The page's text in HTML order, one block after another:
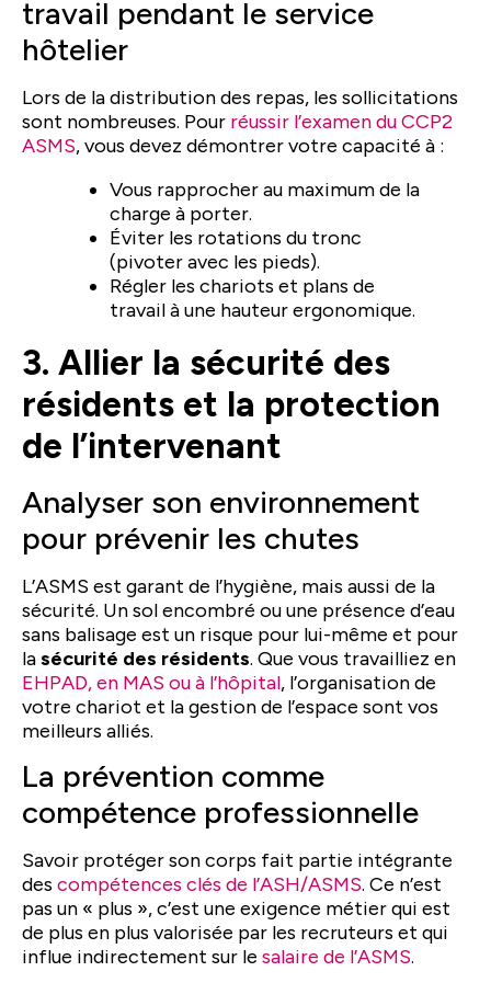
travail pendant le service
hôtelier
Lors de la distribution des repas, les sollicitations
sont nombreuses. Pour réussir l’examen du CCP2
ASMS, vous devez démontrer votre capacité à :
Vous rapprocher au maximum de la
charge à porter.
Éviter les rotations du tronc
(pivoter avec les pieds).
Régler les chariots et plans de
travail à une hauteur ergonomique.
3. Allier la sécurité des
résidents et la protection
de l’intervenant
Analyser son environnement
pour prévenir les chutes
L’ASMS est garant de l’hygiène, mais aussi de la
sécurité. Un sol encombré ou une présence d’eau
sans balisage est un risque pour lui-même et pour
lasécurité des résidents. Que vous travailliez en
EHPAD, en MAS ou à l’hôpital, l’organisation de
votre chariot et la gestion de l’espace sont vos
meilleurs alliés.
La prévention comme
compétence professionnelle
Savoir protéger son corps fait partie intégrante
des compétences clés de l’ASH/ASMS. Ce n’est
pas un « plus », c’est une exigence métier qui est
de plus en plus valorisée par les recruteurs et qui
influe indirectement sur le salaire de l’ASMS.